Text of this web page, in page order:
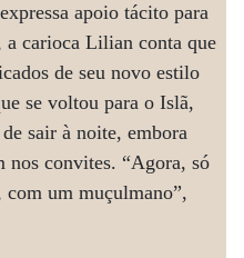
apoio tácito para
carioca Lilian conta que
de seu novo estilo
se voltou para o Islã,
sair à noite, embora
nos convites. “Agora, só
com um muçulmano”,